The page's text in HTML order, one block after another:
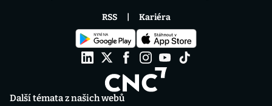
Další témata z našich webů
RSS Kariéra